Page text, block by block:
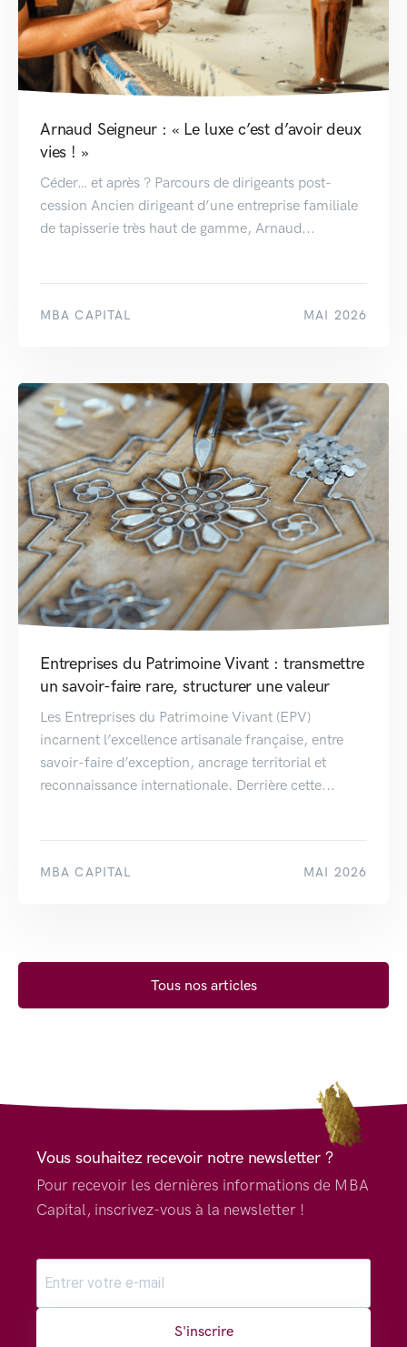
Arnaud Seigneur : « Le luxe c’est d’avoir deux
vies ! »
Céder… et après ? Parcours de dirigeants post-
cession Ancien dirigeant d’une entreprise familiale
de tapisserie très haut de gamme, Arnaud...
MBA CAPITAL MAI 2026
Entreprises du Patrimoine Vivant : transmettre
un savoir-faire rare, structurer une valeur
Les Entreprises du Patrimoine Vivant (EPV)
incarnent l’excellence artisanale française, entre
savoir-faire d’exception, ancrage territorial et
reconnaissance internationale. Derrière cette...
MBA CAPITAL MAI 2026
Tous nos articles
Vous souhaitez recevoir notre newsletter ?
Pour recevoir les dernières informations de MBA
Capital, inscrivez-vous à la newsletter !
S'inscrire